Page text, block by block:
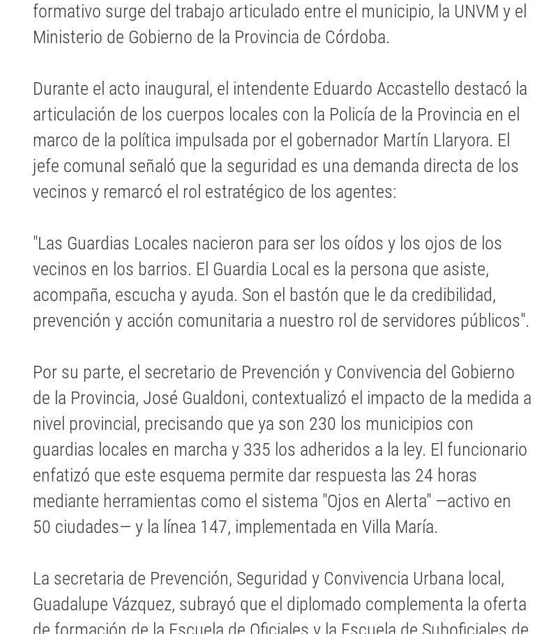
formativo surge del trabajo articulado entre el municipio, la UNVM y el
Ministerio de Gobierno de la Provincia de Córdoba.
Durante el acto inaugural, el intendente Eduardo Accastello destacó la
articulación de los cuerpos locales con la Policía de la Provincia en el
marco de la política impulsada por el gobernador Martín Llaryora. El
jefe comunal señaló que la seguridad es una demanda directa de los
vecinos y remarcó el rol estratégico de los agentes:
"Las Guardias Locales nacieron para ser los oídos y los ojos de los
vecinos en los barrios. El Guardia Local es la persona que asiste,
acompaña, escucha y ayuda. Son el bastón que le da credibilidad,
prevención y acción comunitaria a nuestro rol de servidores públicos".
Por su parte, el secretario de Prevención y Convivencia del Gobierno
de la Provincia, José Gualdoni, contextualizó el impacto de la medida a
nivel provincial, precisando que ya son 230 los municipios con
guardias locales en marcha y 335 los adheridos a la ley. El funcionario
enfatizó que este esquema permite dar respuesta las 24 horas
mediante herramientas como el sistema "Ojos en Alerta" —activo en
50 ciudades— y la línea 147, implementada en Villa María.
La secretaria de Prevención, Seguridad y Convivencia Urbana local,
Guadalupe Vázquez, subrayó que el diplomado complementa la oferta